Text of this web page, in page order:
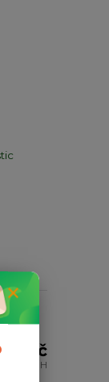
39 Kč
bez DPH